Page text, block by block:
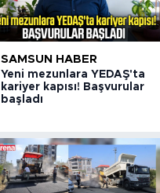
SAMSUN HABER
Yeni mezunlara YEDAŞ'ta
kariyer kapısı! Başvurular
başladı